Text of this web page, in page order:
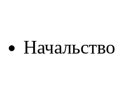
Начальство